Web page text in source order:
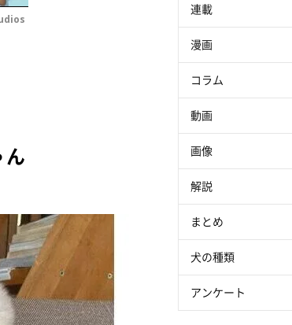
連載
漫画
コラム
動画
画像
解説
まとめ
犬の種類
アンケート